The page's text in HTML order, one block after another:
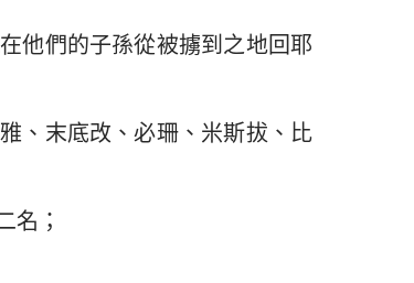
約翰福音
哥林多後書
他們的子孫從被擄到之地回耶
、末底改、必珊、米斯拔、比
名；